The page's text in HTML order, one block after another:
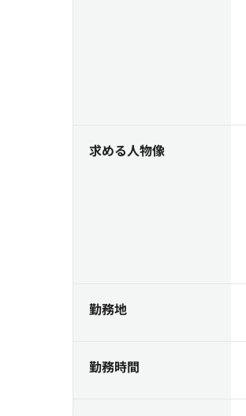
求める人物像
勤務地
勤務時間